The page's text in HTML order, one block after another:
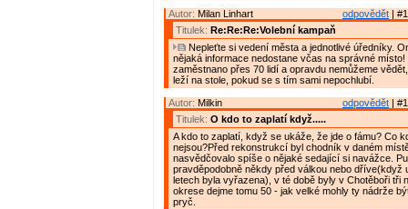
odpovědět |
Autor: Milan Linhart
Titulek: Re:Re:Re:Volební kampaň
Nepleťte si vedení města a jednotlivé úředníky.
nějaká informace nedostane včas na správné místo!
zaměstnano přes 70 lidí a opravdu nemůžeme
leží na stole, pokud se s tím sami nepochlubí.
odpovědět |
Autor: Milkin
Titulek: O kdo to zaplatí když.....
A kdo to zaplatí, když se ukáže, že jde o fámu? Co
nejsou?Před rekonstrukcí byl chodník v daném
nasvědčovalo spíše o nějaké sedající si navážce.
pravděpodobně někdy před válkou nebo dříve(když
letech byla vyřazena), v té době byly v Chotěboři tři
okrese dejme tomu 50 - jak velké mohly ty nádrže
pryč.